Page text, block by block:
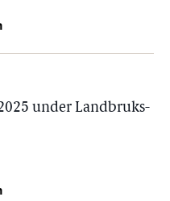
under Landbruks-